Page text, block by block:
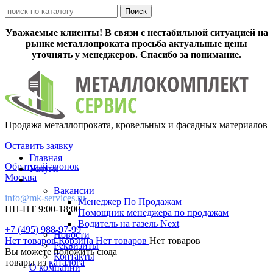
Уважаемые клиенты! В связи с нестабильной ситуацией на
рынке металлопроката просьба актуальные цены
уточнять у менеджеров. Спасибо за понимание.
Продажа металлопроката, кровельных и фасадных материалов
Оставить заявку
Обратный звонок
Москва
info@mk-services.ru
ПН-ПТ 9:00-18:00
+7 (495) 988-97-99
Нет товаровКорзина Нет товаров Нет товаров
Вы можете положить сюда
товары из каталога
Главная
Услуги
Вакансии
Менеджер По Продажам
Помощник менеджера по продажам
Водитель на газель Next
Новости
Реквизиты
Контакты
О компании